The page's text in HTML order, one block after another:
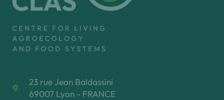
23 rue Jean Baldassini
69007 Lyon - FRANCE